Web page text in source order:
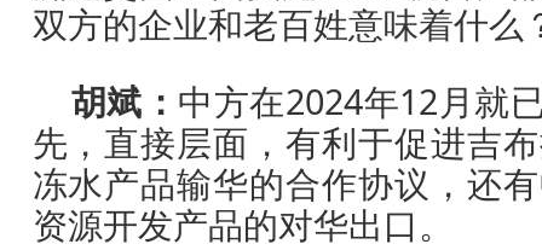
双方的企业和老百姓意味着什么
胡斌： 中方在2024年12月就
先，直接层面，有利于促进吉
冻水产品输华的合作协议，还
资源开发产品的对华出口。